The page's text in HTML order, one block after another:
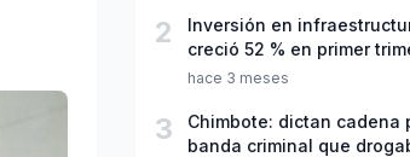
2
Inversión en
creció 52 % en primer
hace 3 meses
3
Chimbote: dictan cadena
banda criminal que